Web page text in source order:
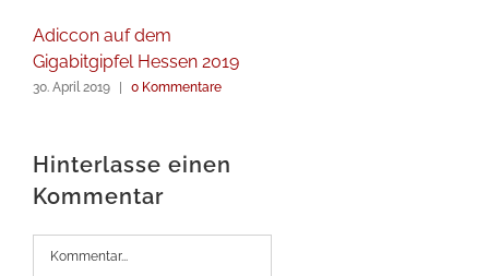
Adiccon auf dem
Gigabitgipfel Hessen 2019
30. April 2019 0 Kommentare
Hinterlasse einen
Kommentar
Kommentar